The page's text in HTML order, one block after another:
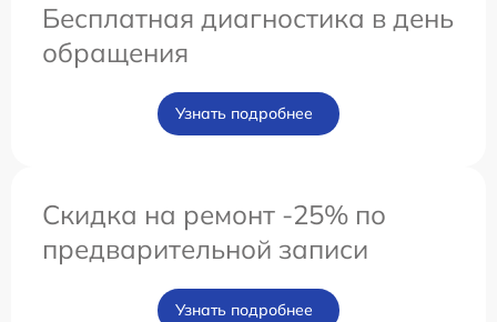
Бесплатная диагностика в день
обращения
Узнать подробнее
Скидка на ремонт -25% по
предварительной записи
Узнать подробнее